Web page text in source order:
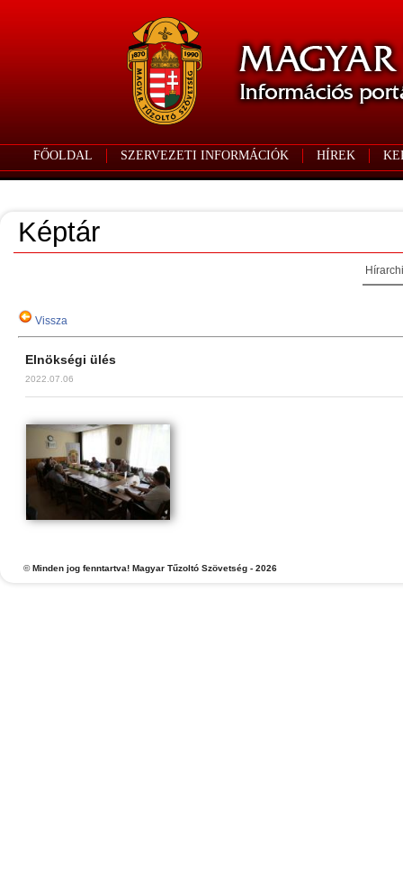
FŐOLDAL SZERVEZETI INFORMÁCIÓK HÍREK
Képtár
Vissza
Elnökségi ülés
2022.07.06
©Minden jog fenntartva! Magyar Tűzoltó Szövetség - 2026